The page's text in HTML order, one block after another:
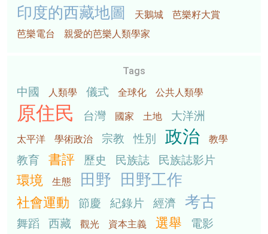
印度的西藏地圖 天鵝城
芭樂籽大賞
芭樂電台
親愛的芭樂人類學家
Tags
中國 人類學 儀式 全球化 公共人類學
原住民 台灣 國家 土地 大洋洲
太平洋 學術政治 宗教 性別 政治 教學
教育 書評 歷史 民族誌 民族誌影片
環境 生態 田野 田野工作
社會運動 節慶 紀錄片 經濟 考古
舞蹈 西藏 觀光 資本主義 選舉
電影